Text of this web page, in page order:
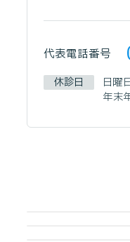
代表電話番号
休診日
日曜
年末